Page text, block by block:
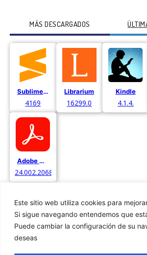
Este sitio web utiliza cookies para
Si sigue navegando entendemos que
Puede cambiar la configuración de su
deseas
MÁS DESCARGADOS
Sublime Text
4169
Librarium
16299.0
Kindle
4.1.4.
Adobe Acrobat
24.002.20687